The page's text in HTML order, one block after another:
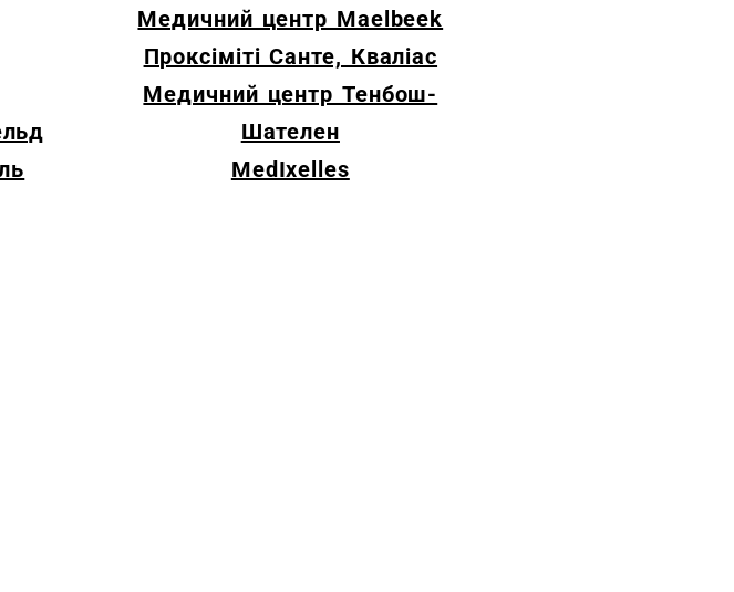
Медичний центр Maelbeek
Проксіміті Санте, Кваліас
Медичний центр Тенбош-
Шателен
MedIxelles